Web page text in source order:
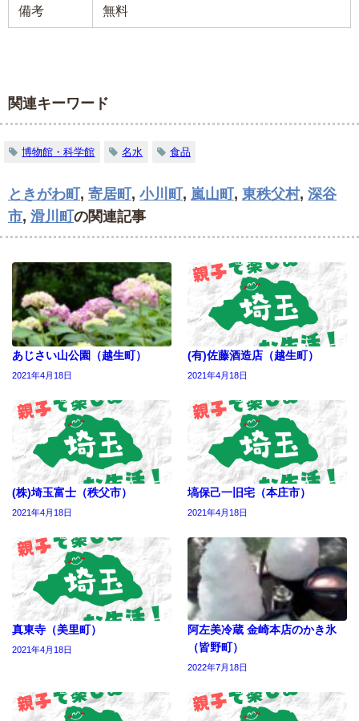
備考 無料
関連キーワード
博物館・科学館 名水 食品
ときがわ町 , 寄居町 , 小川町 , 嵐山町 , 東秩父村, 深谷
市, 滑川町 の関連記事
あじさい山公園（越生町）
2021年4月18日
(有)佐藤酒造店（越生町）
2021年4月18日
(株)埼玉富士（秩父市）
2021年4月18日
塙保己一旧宅（本庄市）
2021年4月18日
真東寺（美里町）
2021年4月18日
阿左美冷蔵 金崎本店のかき氷
（皆野町）
2022年7月18日